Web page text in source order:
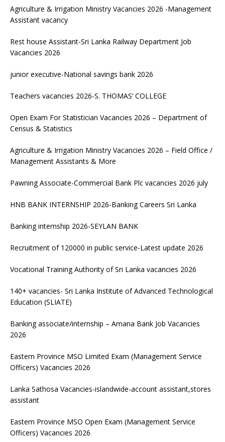
Agriculture & Irrigation Ministry Vacancies 2026 -Management
Assistant vacancy
Rest house Assistant-Sri Lanka Railway Department Job
Vacancies 2026
junior executive-National savings bank 2026
Teachers vacancies 2026-S. THOMAS’ COLLEGE
Open Exam For Statistician Vacancies 2026 – Department of
Census & Statistics
Agriculture & Irrigation Ministry Vacancies 2026 – Field Office /
Management Assistants & More
Pawning Associate-Commercial Bank Plc vacancies 2026 july
HNB BANK INTERNSHIP 2026-Banking Careers Sri Lanka
Banking internship 2026-SEYLAN BANK
Recruitment of 120000 in public service-Latest update 2026
Vocational Training Authority of Sri Lanka vacancies 2026
140+ vacancies- Sri Lanka Institute of Advanced Technological
Education (SLIATE)
Banking associate/internship – Amana Bank Job Vacancies
2026
Eastern Province MSO Limited Exam (Management Service
Officers) Vacancies 2026
Lanka Sathosa Vacancies-islandwide-account assistant,stores
assistant
Eastern Province MSO Open Exam (Management Service
Officers) Vacancies 2026